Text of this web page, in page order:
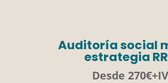
Auditoría social
estrategia
Desde